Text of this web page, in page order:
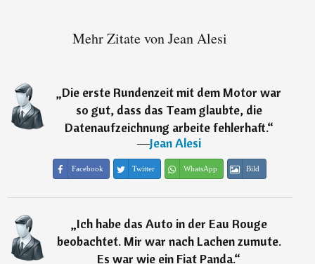
Mehr Zitate von Jean Alesi
„Die erste Rundenzeit mit dem Motor war
so gut, dass das Team glaubte, die
Datenaufzeichnung arbeite fehlerhaft.“
―Jean Alesi
Facebook Twitter WhatsApp Bild
„Ich habe das Auto in der Eau Rouge
beobachtet. Mir war nach Lachen zumute.
Es war wie ein Fiat Panda.“